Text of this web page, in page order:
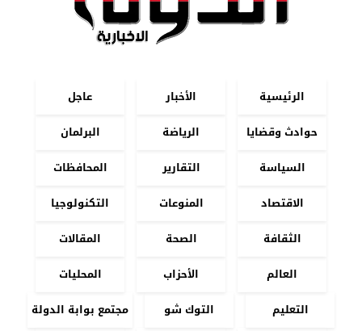
الرئيسية الأخبار
عاجل
حوادث وقضايا
الرياضة
البرلمان
السياسة
التقارير
المحافظات
الاقتصاد
المنوعات
التكنولوجيا
الثقافة
الصحة
المقالات
العالم
الأحزاب
المحليات
التعليم
التوك شو مجتمع بوابة الدولة